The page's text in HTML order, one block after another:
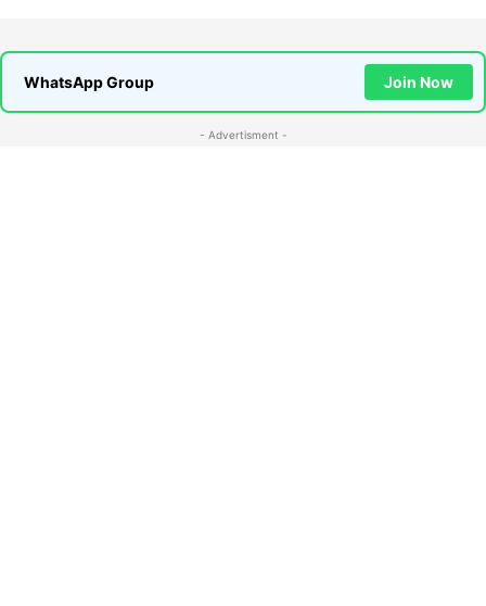
WhatsApp Group Join Now
- Advertisment -